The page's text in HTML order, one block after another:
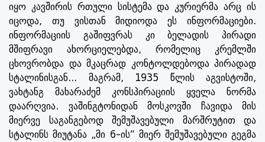
იყო კავშირის რთული სისტემა და კურიერმა არც ის
იცოდა, თუ ვისთან მიდიოდა ეს ინფორმაციები.
ინფორმაციის გაშიფვრას კი ბელადის პირადი
მშიფრავი ახორციელებდა, რომელიც კრემლში
ცხოვრობდა და მკაცრად კონტოლდებოდა პირადად
სტალინისგან... მაგრამ, 1935 წლის აგვისტოში,
ვახტანგ მახარაძემ კონსპირაციის ყველა ნორმა
დაარღვია. ვაშინგტონიდან მოსკოვში ჩავიდა მის
მიერვე საგანგებოდ შემუშავებული მარშრუტით და
სტალინს მიუტანა „მი 6-ის“ მიერ შემუშავებული გეგმა